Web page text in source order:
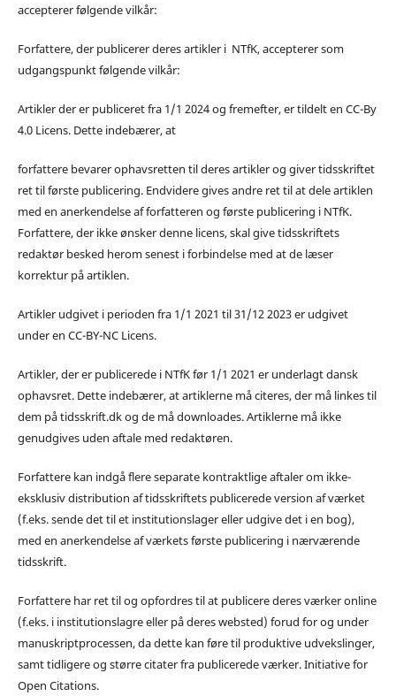
accepterer følgende vilkår:
Forfattere, der publicerer deres artikler i NTfK, accepterer som
udgangspunkt følgende vilkår:
Artikler der er publiceret fra 1/1 2024 og fremefter, er tildelt en CC-By
4.0 Licens. Dette indebærer, at
forfattere bevarer ophavsretten til deres artikler og giver tidsskriftet
ret til første publicering. Endvidere gives andre ret til at dele artiklen
med en anerkendelse af forfatteren og første publicering i NTfK.
Forfattere, der ikke ønsker denne licens, skal give tidsskriftets
redaktør besked herom senest i forbindelse med at de læser
korrektur på artiklen.
Artikler udgivet i perioden fra 1/1 2021 til 31/12 2023 er udgivet
under en CC-BY-NC Licens.
Artikler, der er publicerede i NTfK før 1/1 2021 er underlagt dansk
ophavsret. Dette indebærer, at artiklerne må citeres, der må linkes til
dem på tidsskrift.dk og de må downloades. Artiklerne må ikke
genudgives uden aftale med redaktøren.
Forfattere kan indgå flere separate kontraktlige aftaler om ikke-
eksklusiv distribution af tidsskriftets publicerede version af værket
(f.eks. sende det til et institutionslager eller udgive det i en bog),
med en anerkendelse af værkets første publicering i nærværende
tidsskrift.
Forfattere har ret til og opfordres til at publicere deres værker online
(f.eks. i institutionslagre eller på deres websted) forud for og under
manuskriptprocessen, da dette kan føre til produktive udvekslinger,
samt tidligere og større citater fra publicerede værker. Initiative for
Open Citations.